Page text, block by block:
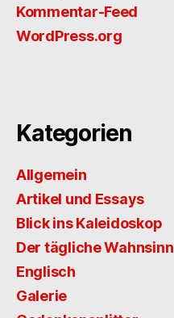
Kommentar-Feed
WordPress.org
Kategorien
Allgemein
Artikel und Essays
Blick ins Kaleidoskop
Der tägliche Wahnsinn
Englisch
Galerie